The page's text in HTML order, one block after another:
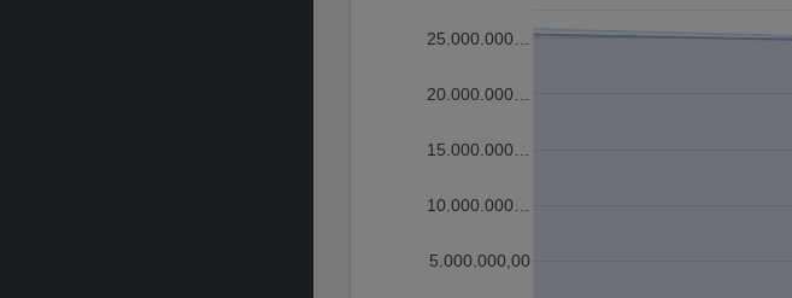
5.000.000,00
10.000.000…
15.000.000…
20.000.000…
25.000.000…